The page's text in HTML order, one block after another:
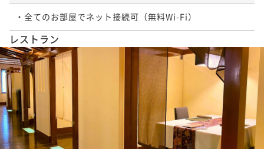
・全てのお部屋でネット接続可（無料Wi-Fi）
レストラン